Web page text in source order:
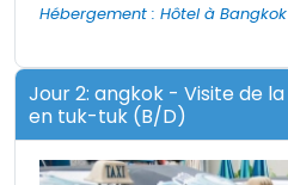
Hébergement : Hôtel à Bangkok
Jour 2: angkok - Visite de la ville – Tour culinaire
en tuk-tuk (B/D)